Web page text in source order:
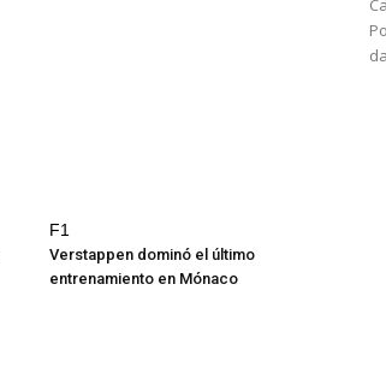
F1
Verstappen dominó el último
entrenamiento en Mónaco